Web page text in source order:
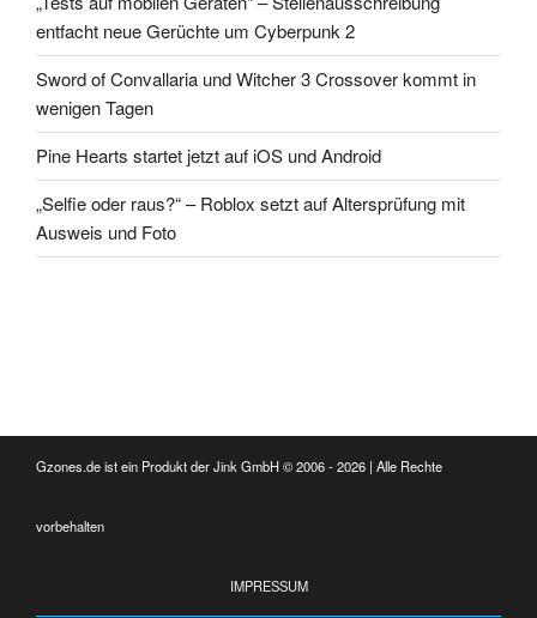
entfacht neue Gerüchte um Cyberpunk 2
Sword of Convallaria und Witcher 3 Crossover kommt in
wenigen Tagen
Pine Hearts startet jetzt auf iOS und Android
„Selfie oder raus?“ – Roblox setzt auf Altersprüfung mit
Ausweis und Foto
Gzones.de ist ein Produkt der Jink GmbH © 2006 - 2026 | Alle Rechte
vorbehalten
IMPRESSUM